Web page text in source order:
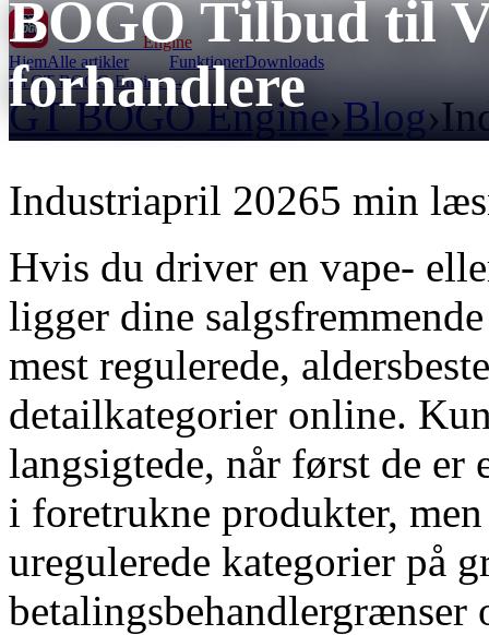
GT BOGO Engine
HjemAlle artikler FunktionerDownloads
Få GT BOGO Engine →
GT BOGO Engine›Blog›
BOGO Tilbud til
forhandlere
Industriapril 20265 min
Hvis du driver en vape-
ligger dine
mest regulerede,
detailkategorier online.
langsigtede, når først de
i foretrukne produkter,
uregulerede kategorier på